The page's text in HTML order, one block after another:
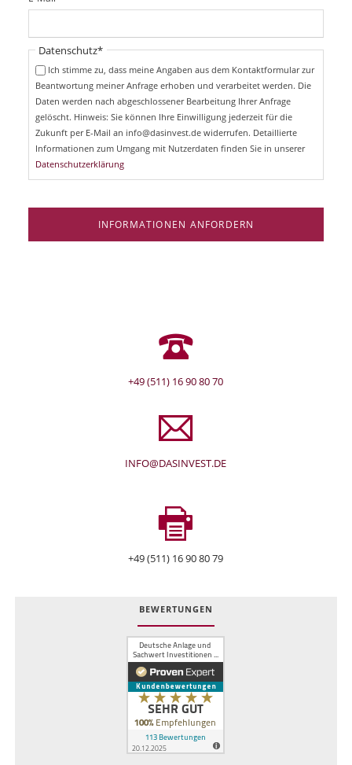
c
t
f
f
i
Pflichtfeld
Datenschutz*
Ich stimme zu, dass meine Angaben aus dem Kontaktformular zur
Beantwortung meiner Anfrage erhoben und verarbeitet werden. Die
Daten werden nach abgeschlossener Bearbeitung Ihrer Anfrage
gelöscht. Hinweis: Sie können Ihre Einwilligung jederzeit für die
Zukunft per E-Mail an info@dasinvest.de widerrufen. Detaillierte
Informationen zum Umgang mit Nutzerdaten finden Sie in unserer
Datenschutzerklärung
INFORMATIONEN ANFORDERN
+49 (511) 16 90 80 70
INFO@DASINVEST.DE
+49 (511) 16 90 80 79
BEWERTUNGEN